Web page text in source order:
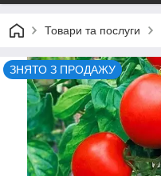
Товари та послуги
ЗНЯТО З ПРОДАЖУ